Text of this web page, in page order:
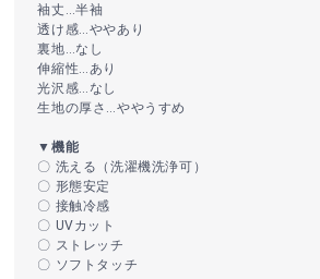
袖丈…半袖
透け感…ややあり
裏地…なし
伸縮性…あり
光沢感…なし
生地の厚さ…ややうすめ
▼機能
〇 洗える（洗濯機洗浄可）
〇 形態安定
〇 接触冷感
〇 UVカット
〇 ストレッチ
〇 ソフトタッチ